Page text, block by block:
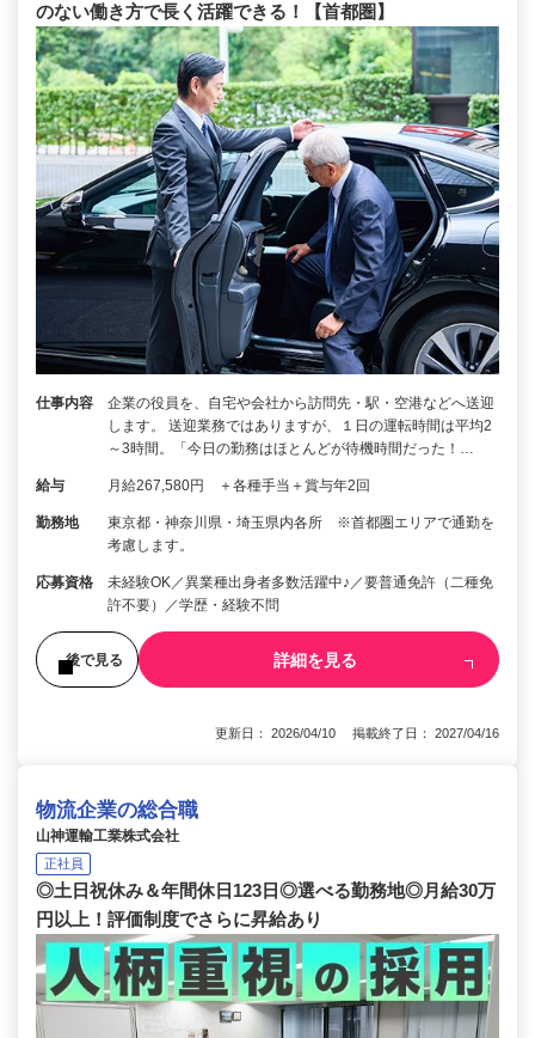
のない働き方で長く活躍できる！【首都圏】
仕事内容
企業の役員を、自宅や会社から訪問先・駅・空港などへ送迎
します。 送迎業務ではありますが、１日の運転時間は平均2
～3時間。「今日の勤務はほとんどが待機時間だった！…
給与 月給267,580円 ＋各種手当＋賞与年2回
勤務地
東京都・神奈川県・埼玉県内各所 ※首都圏エリアで通勤を
考慮します。
応募資格
未経験OK／異業種出身者多数活躍中♪／要普通免許（二種免
許不要）／学歴・経験不問
後で見る 詳細を見る
更新日： 2026/04/10 掲載終了日： 2027/04/16
物流企業の総合職
山神運輸工業株式会社
正社員
◎土日祝休み＆年間休日123日◎選べる勤務地◎月給30万
円以上！評価制度でさらに昇給あり